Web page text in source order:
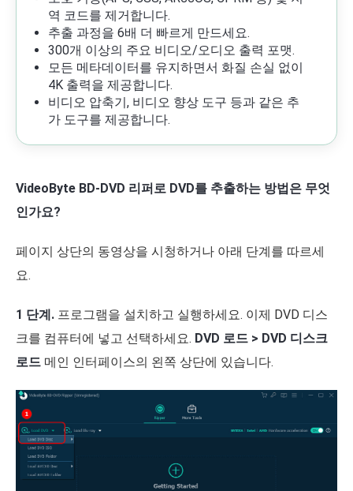
역 코드를 제거합니다.
추출 과정을 6배 더 빠르게 만드세요.
300개 이상의 주요 비디오/오디오 출력 포맷.
모든 메타데이터를 유지하면서 화질 손실 없이
4K 출력을 제공합니다.
비디오 압축기, 비디오 향상 도구 등과 같은 추
가 도구를 제공합니다.
VideoByte BD-DVD 리퍼로 DVD를 추출하는 방법은 무엇
인가요?
페이지 상단의 동영상을 시청하거나 아래 단계를 따르세
요.
1 단계. 프로그램을 설치하고 실행하세요. 이제 DVD 디스
크를 컴퓨터에 넣고 선택하세요. DVD 로드 > DVD 디스크
로드 메인 인터페이스의 왼쪽 상단에 있습니다.